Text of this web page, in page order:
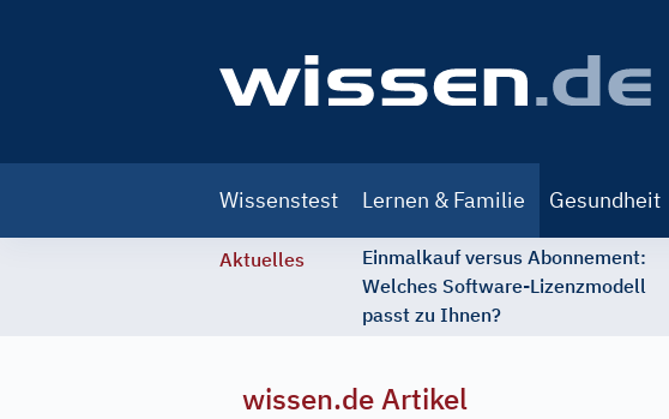
navigation
Wissenstest Lernen & Familie Gesundheit
Aktuelles
Einmalkauf versus Abonnement:
Welches Software-Lizenzmodell
passt zu Ihnen?
wissen.de Artikel